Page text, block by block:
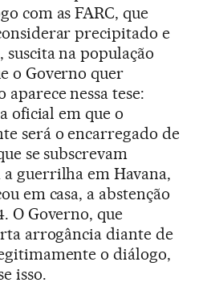
com as FARC, que
precipitado e
na população
o Governo quer
nessa tese:
oficial em que o
será o encarregado de
se subscrevam
guerrilha em Havana,
em casa, a abstenção
O Governo, que
arrogância diante de
o diálogo,
isso.